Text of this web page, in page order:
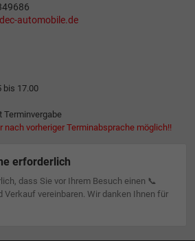
automobile.de
bis 17.00
Terminvergabe
nach vorheriger Terminabsprache möglich!!
erforderlich
dass Sie vor Ihrem Besuch einen 📞
Verkauf vereinbaren. Wir danken Ihnen für